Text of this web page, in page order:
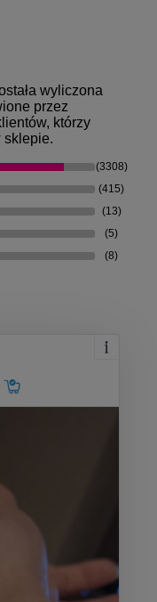
wyliczona
przez
którzy
sklepie.
(3308)
(415)
(13)
(5)
(8)